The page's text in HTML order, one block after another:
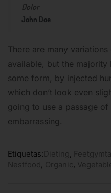
Dolor
John Doe
There are many
available, but the
some form, by injected
which don’t look even
going to use a passage
embarrassing.
Etiquetas: Dieting ,
Nestfood , Organic ,